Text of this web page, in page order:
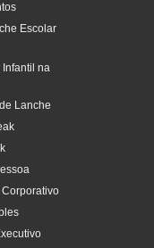
Escolar
Infantil na
Lanche
Corporativo